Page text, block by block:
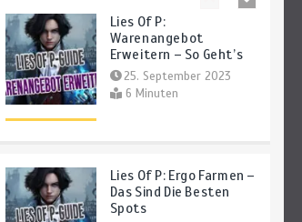
Lies Of P:
Warenangebot
Erweitern – So Geht’s
25. September 2023
6 Minuten
Lies Of P: Ergo Farmen –
Das Sind Die Besten
Spots